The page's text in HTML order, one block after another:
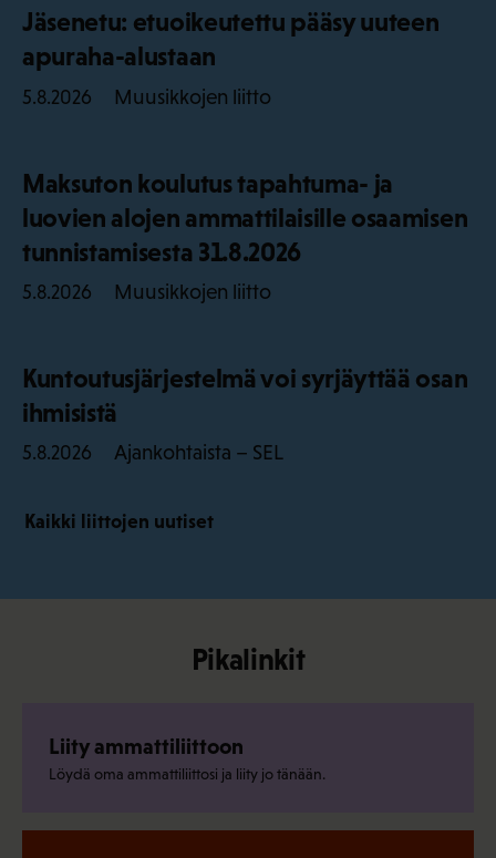
Jäsenetu: etuoikeutettu pääsy uuteen
apuraha-alustaan
5.8.2026 Muusikkojen liitto
Maksuton koulutus tapahtuma- ja
luovien alojen ammattilaisille osaamisen
tunnistamisesta 31.8.2026
5.8.2026 Muusikkojen liitto
Kuntoutusjärjestelmä voi syrjäyttää osan
ihmisistä
5.8.2026 Ajankohtaista – SEL
Kaikki liittojen uutiset
Pikalinkit
Liity ammattiliittoon
Löydä oma ammattiliittosi ja liity jo tänään.